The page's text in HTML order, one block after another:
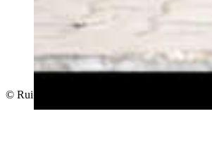
©️ Rui Magalhães, Pelo Poder, 2021, video still.